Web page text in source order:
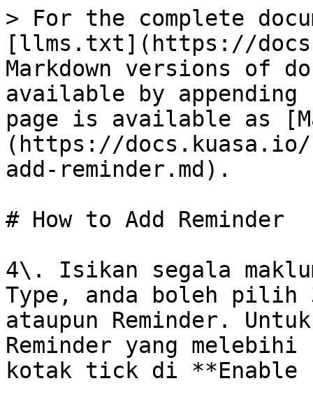
> For the complete
[llms.txt](https://
Markdown versions of
available by
page is available as
(https://docs.kuasa.io/
add-reminder.md).
# How to Add Reminder
4\. Isikan segala
Type, anda boleh
ataupun Reminder.
Reminder yang